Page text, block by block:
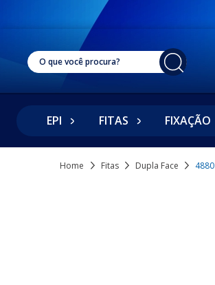
EPI FITAS FIXAÇÃO
Home Fitas Dupla Face 4880